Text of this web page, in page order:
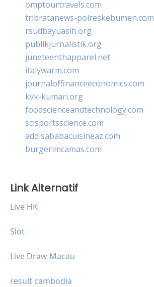
omptourtravels.com
tribratanews-polreskebumen.com
rsudbayuasih.org
publikjurnalistik.org
juneteenthapparel.net
italywarm.com
journaloffinanceeconomics.com
kvk-kumari.org
foodscienceandtechnology.com
scisportsscience.com
addisababacuisineaz.com
burgerimcamas.com
Link Alternatif
Live HK
Slot
Live Draw Macau
result cambodia